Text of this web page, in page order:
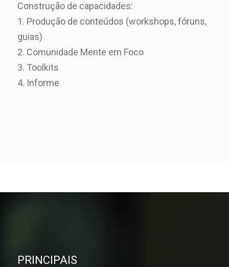
Construção de capacidades:
1. Produção de conteúdos (workshops, fóruns,
guias)
2. Comunidade Mente em Foco
3. Toolkits
4. Informe
PRINCIPAIS